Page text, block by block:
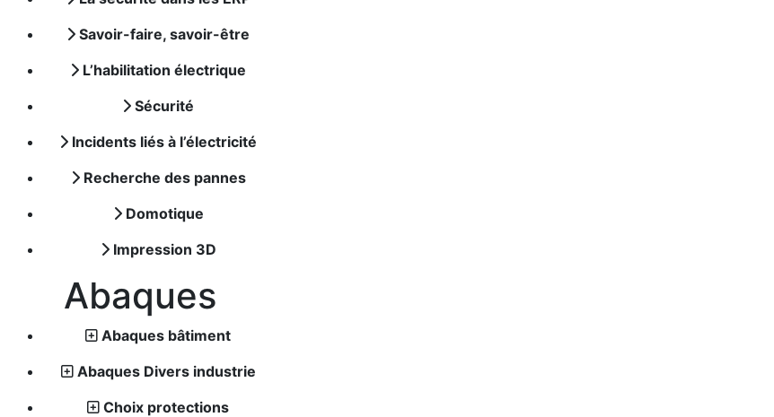
Savoir-faire, savoir-être
L’habilitation électrique
Sécurité
Incidents liés à l’électricité
Recherche des pannes
Domotique
Impression 3D
Abaques
Abaques bâtiment
Abaques Divers industrie
Choix protections